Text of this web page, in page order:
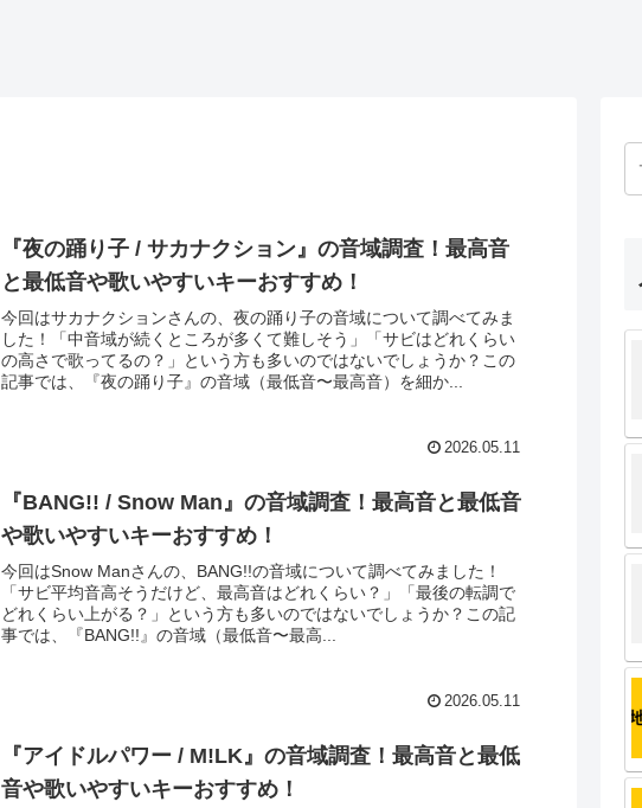
『夜の踊り子 / サカナクション』の音域調査！最高音
と最低音や歌いやすいキーおすすめ！
今回はサカナクションさんの、夜の踊り子の音域について調べてみま
した！「中音域が続くところが多くて難しそう」「サビはどれくらい
の高さで歌ってるの？」という方も多いのではないでしょうか？この
記事では、『夜の踊り子』の音域（最低音〜最高音）を細か...
2026.05.11
『BANG!! / Snow Man』の音域調査！最高音と最低音
や歌いやすいキーおすすめ！
今回はSnow Manさんの、BANG!!の音域について調べてみました！
「サビ平均音高そうだけど、最高音はどれくらい？」「最後の転調で
どれくらい上がる？」という方も多いのではないでしょうか？この記
事では、『BANG!!』の音域（最低音〜最高...
2026.05.11
『アイドルパワー / M!LK』の音域調査！最高音と最低
音や歌いやすいキーおすすめ！